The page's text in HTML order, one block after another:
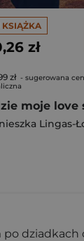
KSIĄŻKA
zł
zł - sugerowana
moje love
po dziadkach